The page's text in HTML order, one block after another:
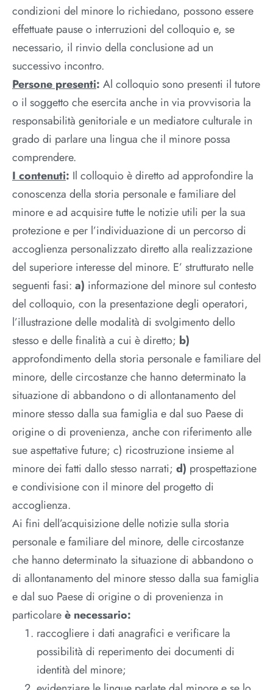
condizioni del minore lo richiedano, possono essere
effettuate pause o interruzioni del colloquio e, se
necessario, il rinvio della conclusione ad un
successivo incontro.
Persone presenti: Al colloquio sono presenti il tutore
o il soggetto che esercita anche in via provvisoria la
responsabilità genitoriale e un mediatore culturale in
grado di parlare una lingua che il minore possa
comprendere.
I contenuti: Il colloquio è diretto ad approfondire la
conoscenza della storia personale e familiare del
minore e ad acquisire tutte le notizie utili per la sua
protezione e per l’individuazione di un percorso di
accoglienza personalizzato diretto alla realizzazione
del superiore interesse del minore. E’ strutturato nelle
seguenti fasi: a) informazione del minore sul contesto
del colloquio, con la presentazione degli operatori,
l’illustrazione delle modalità di svolgimento dello
stesso e delle finalità a cui è diretto; b)
approfondimento della storia personale e familiare del
minore, delle circostanze che hanno determinato la
situazione di abbandono o di allontanamento del
minore stesso dalla sua famiglia e dal suo Paese di
origine o di provenienza, anche con riferimento alle
sue aspettative future; c) ricostruzione insieme al
minore dei fatti dallo stesso narrati; d) prospettazione
e condivisione con il minore del progetto di
accoglienza.
Ai fini dell’acquisizione delle notizie sulla storia
personale e familiare del minore, delle circostanze
che hanno determinato la situazione di abbandono o
di allontanamento del minore stesso dalla sua famiglia
e dal suo Paese di origine o di provenienza in
particolareè necessario:
raccogliere i dati anagrafici e verificare la
possibilità di reperimento dei documenti di
identità del minore;